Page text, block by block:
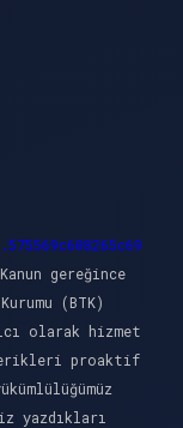
gereğince
(BTK)
olarak hizmet
proaktif
yazdıkları